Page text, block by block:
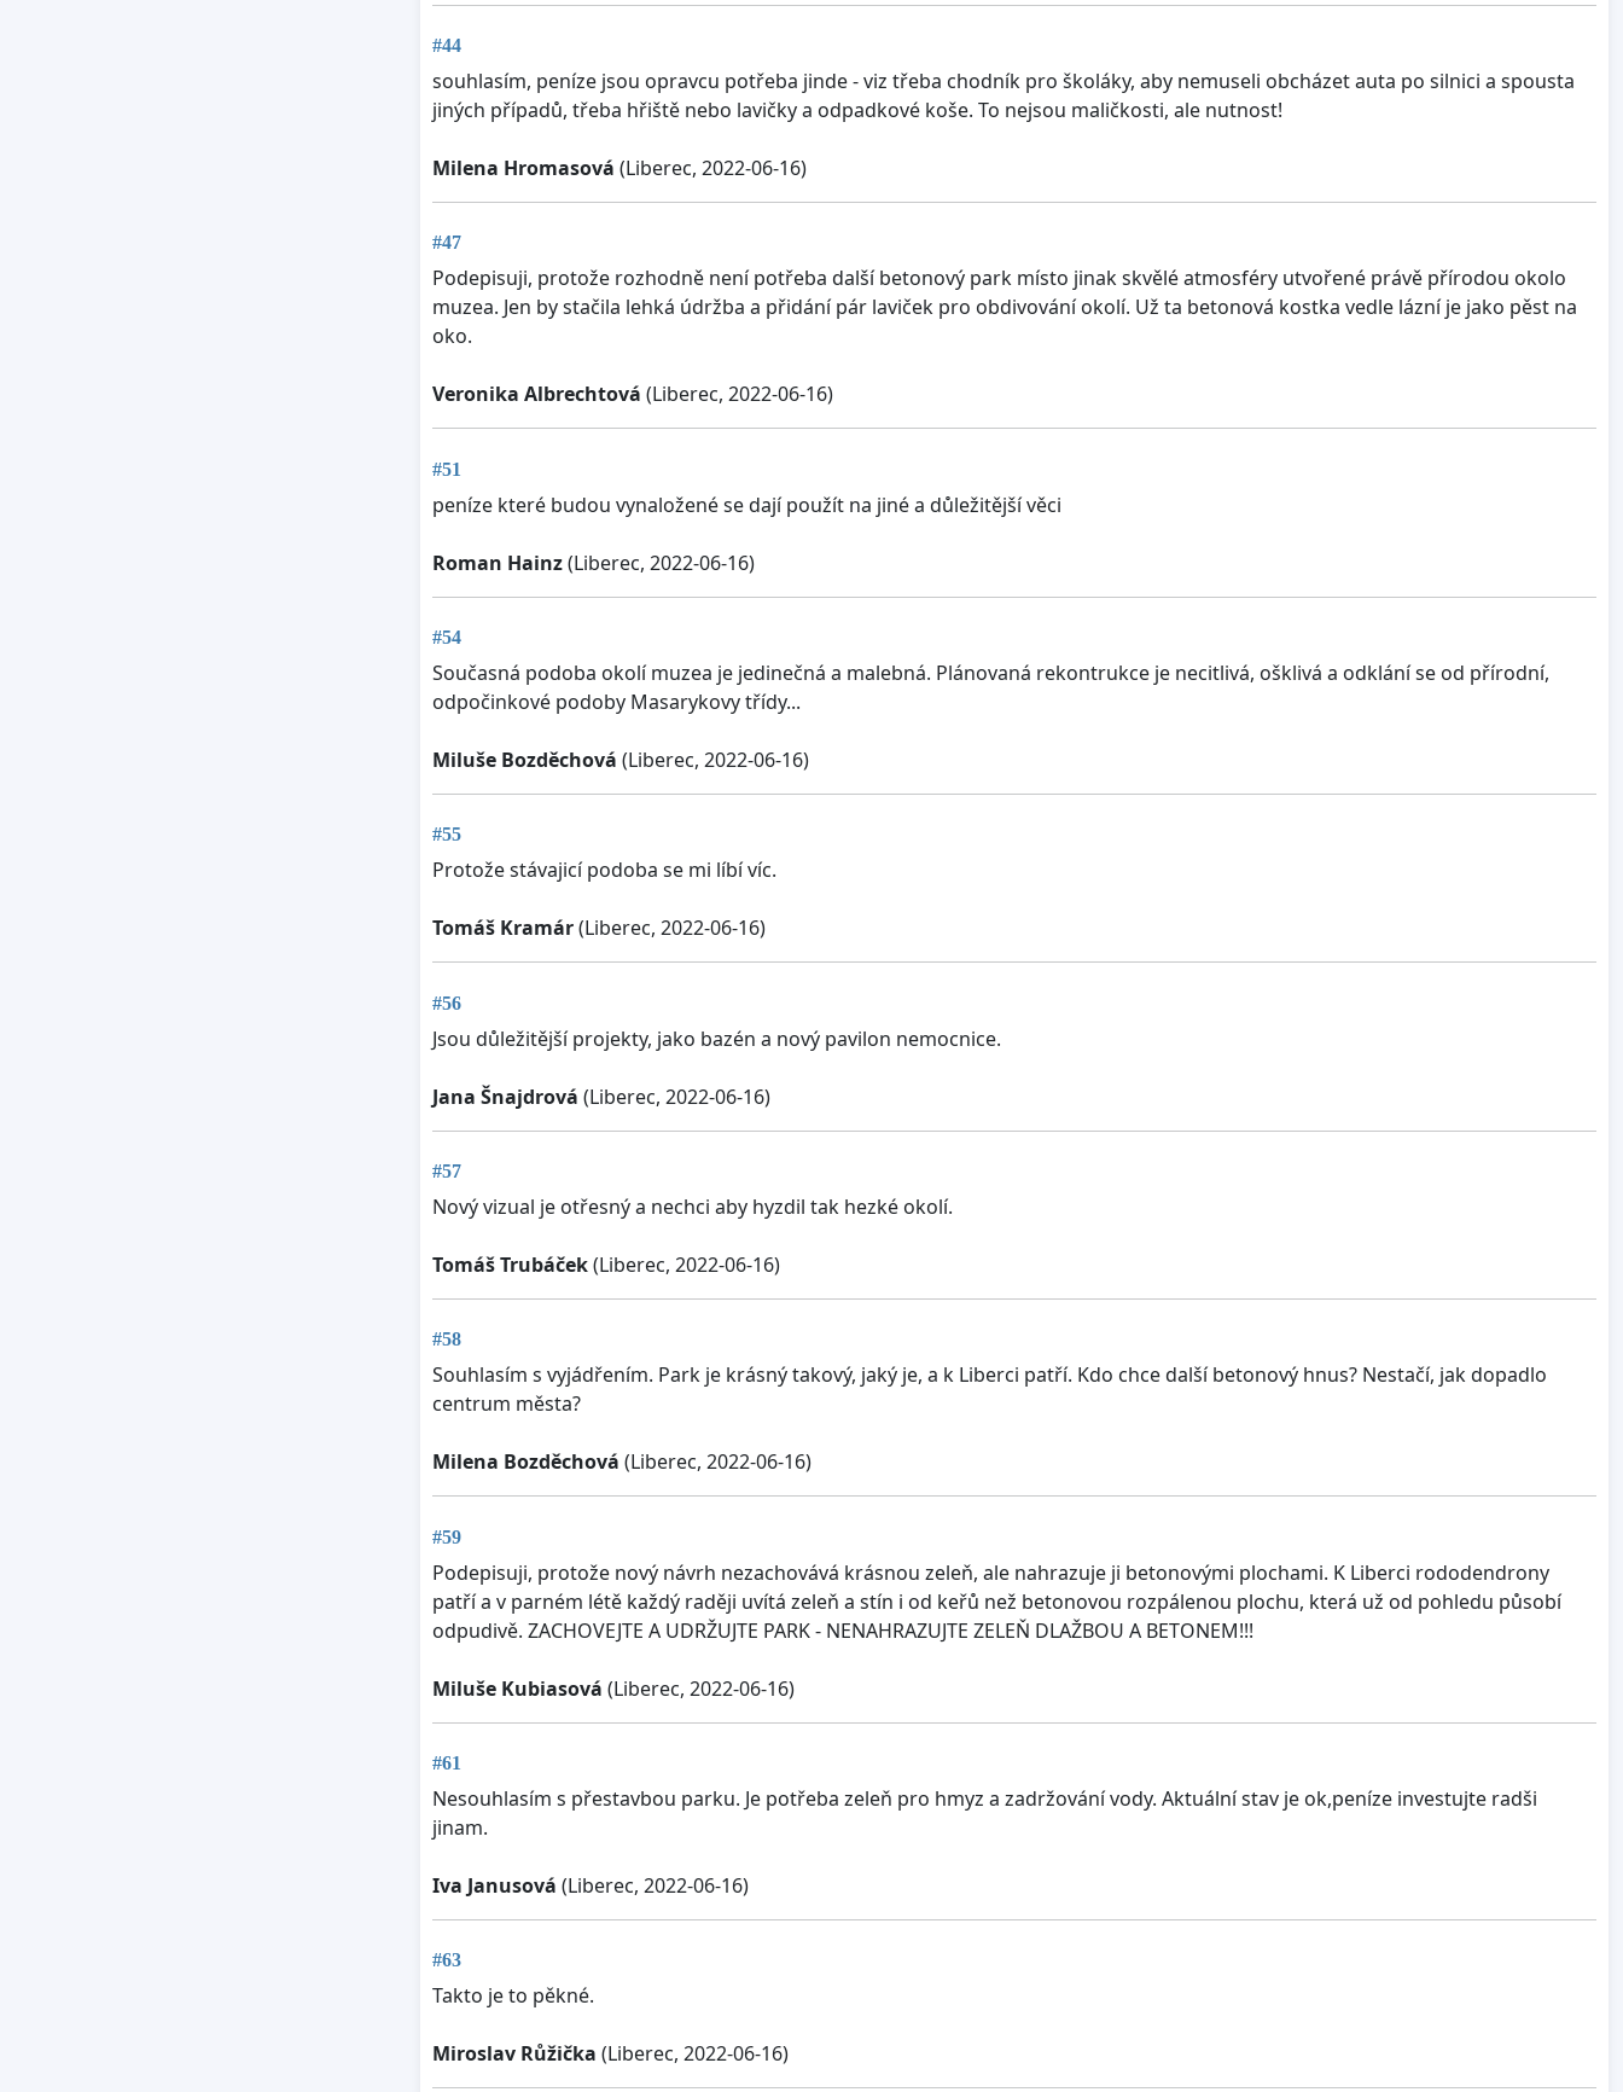
#44
souhlasím, peníze jsou opravcu potřeba jinde - viz třeba chodník pro školáky, aby nemuseli obcházet auta po silnici a spousta
jiných případů, třeba hřiště nebo lavičky a odpadkové koše. To nejsou maličkosti, ale nutnost!
Milena Hromasová (Liberec, 2022-06-16)
#47
Podepisuji, protože rozhodně není potřeba další betonový park místo jinak skvělé atmosféry utvořené právě přírodou okolo
muzea. Jen by stačila lehká údržba a přidání pár laviček pro obdivování okolí. Už ta betonová kostka vedle lázní je jako pěst na
oko.
Veronika Albrechtová (Liberec, 2022-06-16)
#51
peníze které budou vynaložené se dají použít na jiné a důležitější věci
Roman Hainz(Liberec, 2022-06-16)
#54
Současná podoba okolí muzea je jedinečná a malebná. Plánovaná rekontrukce je necitlivá, ošklivá a odklání se od přírodní,
odpočinkové podoby Masarykovy třídy...
Miluše Bozděchová (Liberec, 2022-06-16)
#55
Protože stávajicí podoba se mi líbí víc.
Tomáš Kramár(Liberec, 2022-06-16)
#56
Jsou důležitější projekty, jako bazén a nový pavilon nemocnice.
Jana Šnajdrová (Liberec, 2022-06-16)
#57
Nový vizual je otřesný a nechci aby hyzdil tak hezké okolí.
Tomáš Trubáček(Liberec, 2022-06-16)
#58
Souhlasím s vyjádřením. Park je krásný takový, jaký je, a k Liberci patří. Kdo chce další betonový hnus? Nestačí, jak dopadlo
centrum města?
Milena Bozděchová (Liberec, 2022-06-16)
#59
Podepisuji, protože nový návrh nezachovává krásnou zeleň, ale nahrazuje ji betonovými plochami. K Liberci rododendrony
patří a v parném létě každý raději uvítá zeleň a stín i od keřů než betonovou rozpálenou plochu, která už od pohledu působí
odpudivě. ZACHOVEJTE A UDRŽUJTE PARK - NENAHRAZUJTE ZELEŇ DLAŽBOU A BETONEM!!!
Miluše Kubiasová (Liberec, 2022-06-16)
#61
Nesouhlasím s přestavbou parku. Je potřeba zeleň pro hmyz a zadržování vody. Aktuální stav je ok,peníze investujte radši
jinam.
Iva Janusová (Liberec, 2022-06-16)
#63
Takto je to pěkné.
Miroslav Růžička (Liberec, 2022-06-16)